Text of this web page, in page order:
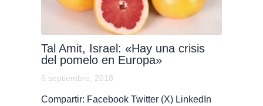
Tal Amit, Israel: «Hay una crisis
del pomelo en Europa»
6 septiembre, 2018
Compartir: Facebook Twitter (X) LinkedIn